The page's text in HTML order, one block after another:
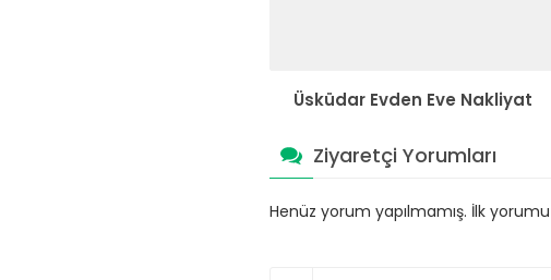
Üsküdar Evden Eve Nakliyat
Ziyaretçi Yorumları
Henüz yorum yapılmamış. İlk